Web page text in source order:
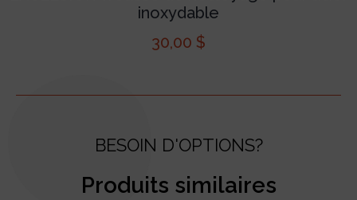
inoxydable
30,00 $
BESOIN D'OPTIONS?
Produits similaires